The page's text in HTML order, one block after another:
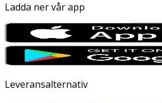
Ladda ner vår app
Leveransalternativ